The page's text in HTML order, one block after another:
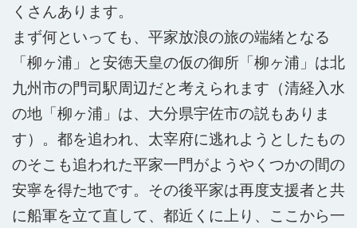
くさんあります。
まず何といっても、平家放浪の旅の端緒となる
「柳ヶ浦」と安徳天皇の仮の御所「柳ヶ浦」は北
九州市の門司駅周辺だと考えられます（清経入水
の地「柳ヶ浦」は、大分県宇佐市の説もありま
す）。都を追われ、太宰府に逃れようとしたもの
のそこも追われた平家一門がようやくつかの間の
安寧を得た地です。その後平家は再度支援者と共
に船軍を立て直して、都近くに上り、ここから一